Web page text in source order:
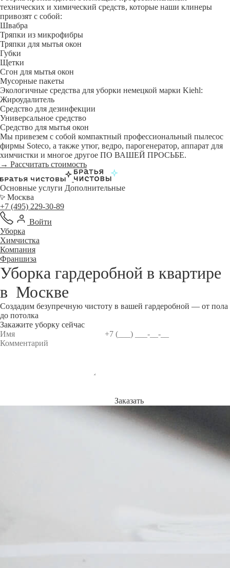
технических и химический средств, которые наши клинеры
привозят с собой:
Швабра
Тряпки из микрофибры
Тряпки для мытья окон
Губки
Щетки
Сгон для мытья окон
Мусорные пакеты
Экологичные средства для уборки немецкой марки Kiehl:
Жироудалитель
Средство для дезинфекции
Универсальное средство
Средство для мытья окон
Мы привезем с собой компактный профессиональный пылесос
фирмы Soteco, а также утюг, ведро, парогенератор, аппарат для
химчистки и многое другое ПО ВАШЕЙ ПРОСЬБЕ.
→ Рассчитать стоимость
Основные услуги Дополнительные
Москва
+7 (495) 229-30-89
Войти
Уборка
Химчистка
Компания
Франшиза
Уборка гардеробной в квартире
в Москве
Создадим безупречную чистоту в вашей гардеробной — от пола
до потолка
Закажите уборку сейчас
Заказать